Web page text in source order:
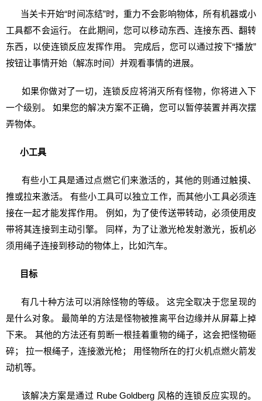
当关卡开始“时间冻结”时，重力不会影响物体，所有机器或小
工具都不会运行。 在此期间，您可以移动东西、连接东西、翻转
东西，以使连锁反应发挥作用。 完成后，您可以通过按下“播放”
按钮让事情开始（解冻时间）并观看事情的进展。
如果你做对了一切，连锁反应将消灭所有怪物，你将进入下
一个级别。 如果您的解决方案不正确，您可以暂停装置并再次摆
弄物体。
小工具
有些小工具是通过点燃它们来激活的，其他的则通过触摸、
推或拉来激活。 有些小工具可以独立工作，而其他小工具必须连
接在一起才能发挥作用。 例如，为了使传送带转动，必须使用皮
带将其连接到主动引擎。 同样，为了让激光枪发射激光，扳机必
须用绳子连接到移动的物体上，比如汽车。
目标
有几十种方法可以消除怪物的等级。 这完全取决于您呈现的
是什么对象。 最简单的方法是怪物被推离平台边缘并从屏幕上掉
下来。 其他的方法还有剪断一根挂着重物的绳子，这会把怪物砸
碎； 拉一根绳子，连接激光枪； 用怪物所在的打火机点燃火箭发
动机等。
该解决方案是通过 Rube Goldberg 风格的连锁反应实现的。